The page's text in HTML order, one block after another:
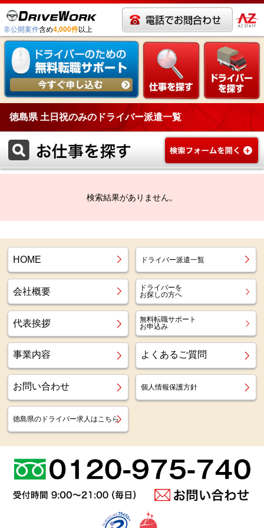
非公開案件含め4,000件以上
徳島県 土日祝のみのドライバー派遣一覧
検索結果がありません。
HOME ドライバー派遣一覧
会社概要
ドライバーを
お探しの方へ
代表挨拶
無料転職サポート
お申込み
事業内容 よくあるご質問
お問い合わせ 個人情報保護方針
徳島県のドライバー求人はこちら